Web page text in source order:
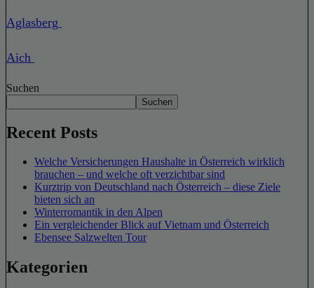
Aglasberg
Aich
Suchen
Suchen
Recent Posts
Welche Versicherungen Haushalte in Österreich wirklich
brauchen – und welche oft verzichtbar sind
Kurztrip von Deutschland nach Österreich – diese Ziele
bieten sich an
Winterromantik in den Alpen
Ein vergleichender Blick auf Vietnam und Österreich
Ebensee Salzwelten Tour
Kategorien